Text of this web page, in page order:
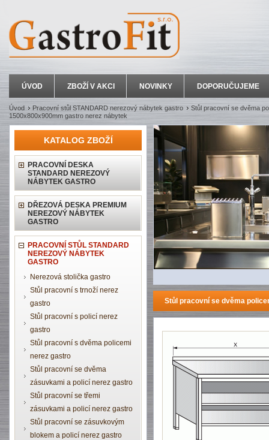
ÚVOD ZBOŽÍ V AKCI NOVINKY DOPORUČUJEME
Úvod Pracovní stůl STANDARD nerezový nábytek gastro
Stůl pracovní se dvěma
1500x800x900mm gastro nerez nábytek
KATALOG ZBOŽÍ
PRACOVNÍ DESKA
STANDARD NEREZOVÝ
NÁBYTEK GASTRO
DŘEZOVÁ DESKA PREMIUM
NEREZOVÝ NÁBYTEK
GASTRO
PRACOVNÍ STŮL STANDARD
NEREZOVÝ NÁBYTEK
GASTRO
Nerezová stolička gastro
Stůl pracovní s trnoží nerez
gastro
Stůl pracovní s policí nerez
gastro
Stůl pracovní s dvěma policemi
nerez gastro
Stůl pracovní se dvěma
zásuvkami a policí nerez gastro
Stůl pracovní se třemi
zásuvkami a policí nerez gastro
Stůl pracovní se zásuvkovým
blokem a policí nerez gastro
Stůl pracovní se dvěma